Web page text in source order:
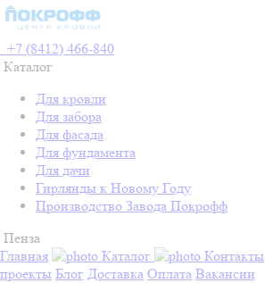
+7 (8412) 466-840
Каталог
Для кровли
Для забора
Для фасада
Для фундамента
Для дачи
Гирлянды к Новому Году
Производство Завода Покрофф
Пенза
Главная
Каталог Контакты
проекты Блог Доставка Оплата Вакансии